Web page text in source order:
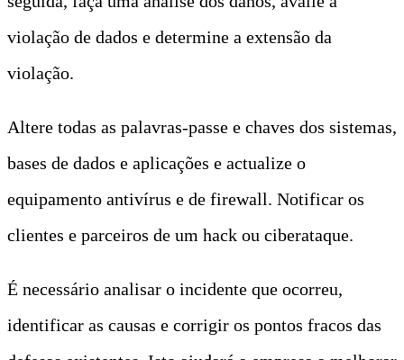
violação de dados e determine a extensão da
violação.
Altere todas as palavras-passe e chaves dos sistemas,
bases de dados e aplicações e actualize o
equipamento antivírus e de firewall. Notificar os
clientes e parceiros de um hack ou ciberataque.
É necessário analisar o incidente que ocorreu,
identificar as causas e corrigir os pontos fracos das